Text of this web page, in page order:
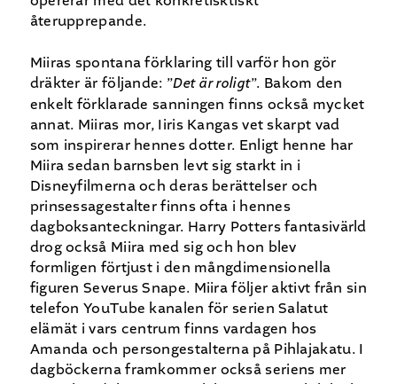
återupprepande.
Miiras spontana förklaring till varför hon gör
dräkter är följande: ”Det är roligt”. Bakom den
enkelt förklarade sanningen finns också mycket
annat. Miiras mor, Iiris Kangas vet skarpt vad
som inspirerar hennes dotter. Enligt henne har
Miira sedan barnsben levt sig starkt in i
Disneyfilmerna och deras berättelser och
prinsessagestalter finns ofta i hennes
dagboksanteckningar. Harry Potters fantasivärld
drog också Miira med sig och hon blev
formligen förtjust i den mångdimensionella
figuren Severus Snape. Miira följer aktivt från sin
telefon YouTube kanalen för serien Salatut
elämät i vars centrum finns vardagen hos
Amanda och persongestalterna på Pihlajakatu. I
dagböckerna framkommer också seriens mer